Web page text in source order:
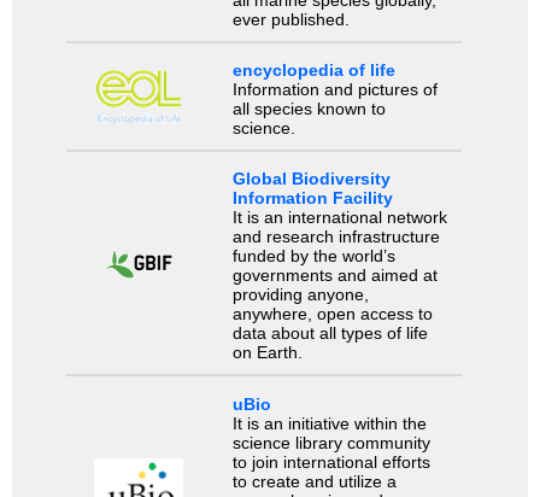
ever published.
encyclopedia of life
Information and pictures of
all species known to
science.
Global Biodiversity
Information Facility
It is an international network
and research infrastructure
funded by the world’s
governments and aimed at
providing anyone,
anywhere, open access to
data about all types of life
on Earth.
uBio
It is an initiative within the
science library community
to join international efforts
to create and utilize a